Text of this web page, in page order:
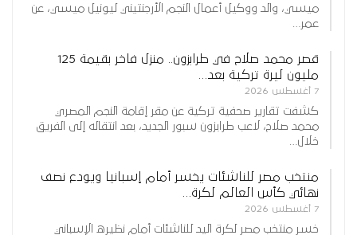
ميسي، والد ووكيل أعمال النجم الأرجنتيني ليونيل ميسي، عن
عمر…
قصر محمد صلاح في طرابزون.. منزل فاخر بقيمة 125
مليون ليرة تركية بعد…
7 أغسطس 2026
كشفت تقارير صحفية تركية عن مقر إقامة النجم المصري
محمد صلاح، لاعب طرابزون سبور الجديد، بعد انتقاله إلى الفريق
خلال…
منتخب مصر للناشئات يخسر أمام إسبانيا ويودع نصف
نهائي كأس العالم لكرة…
7 أغسطس 2026
خسر منتخب مصر لكرة اليد للناشئات أمام نظيره الإسباني